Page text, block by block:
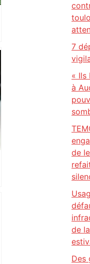
7
« Ils
à
de
de
Des